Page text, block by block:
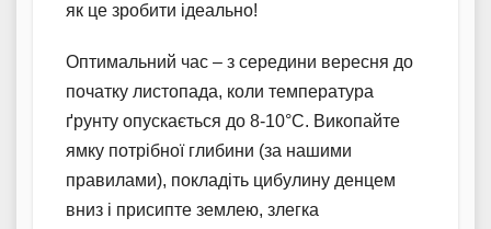
як це зробити ідеально!
Оптимальний час – з середини вересня до
початку листопада, коли температура
ґрунту опускається до 8-10°C. Викопайте
ямку потрібної глибини (за нашими
правилами), покладіть цибулину денцем
вниз і присипте землею, злегка